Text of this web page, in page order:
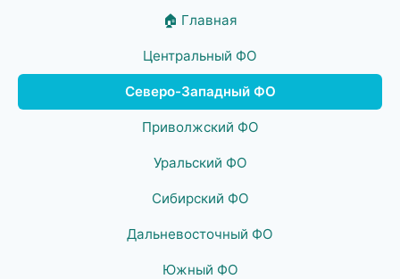
🏠 Главная
Центральный ФО
Северо-Западный ФО
Приволжский ФО
Уральский ФО
Сибирский ФО
Дальневосточный ФО
Южный ФО